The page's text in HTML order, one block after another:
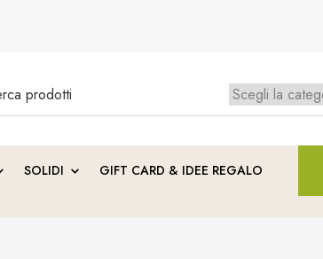
SOLIDI GIFT CARD & IDEE REGALO